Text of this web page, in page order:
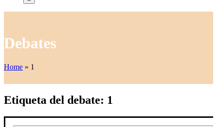
Debates
Home » 1
Etiqueta del debate: 1